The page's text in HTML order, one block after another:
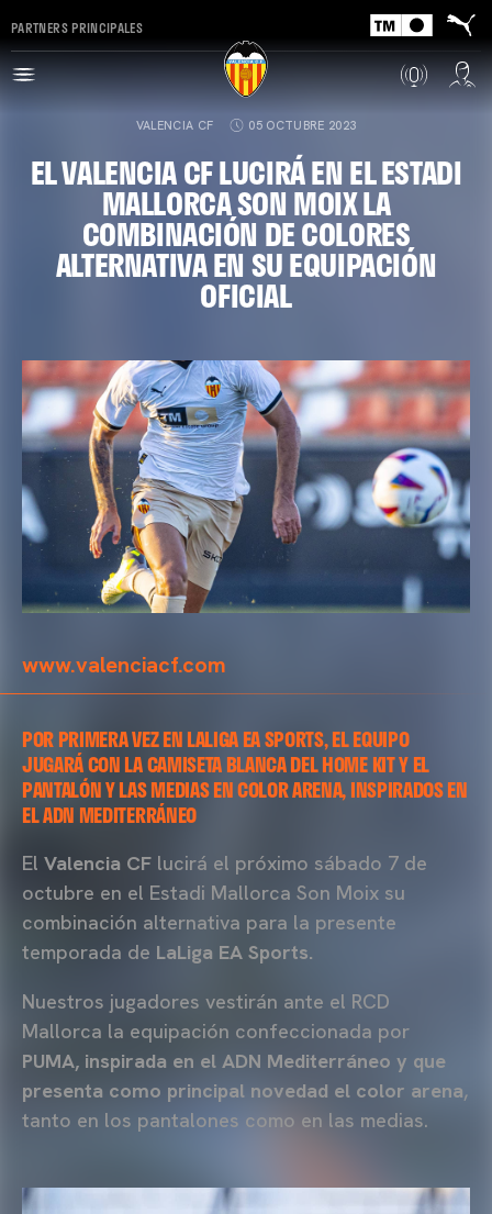
PARTNERS PRINCIPALES
VALENCIA CF 05 OCTUBRE 2023
EL VALENCIA CF LUCIRÁ EN EL ESTADI
MALLORCA SON MOIX LA
COMBINACIÓN DE COLORES
ALTERNATIVA EN SU EQUIPACIÓN
OFICIAL
www.valenciacf.com
POR PRIMERA VEZ EN LALIGA EA SPORTS, EL EQUIPO
JUGARÁ CON LA CAMISETA BLANCA DEL HOME KIT Y EL
PANTALÓN Y LAS MEDIAS EN COLOR ARENA, INSPIRADOS EN
EL ADN MEDITERRÁNEO
El Valencia CF lucirá el próximo sábado 7 de
octubre en el Estadi Mallorca Son Moix su
combinación alternativa para la presente
temporada de LaLiga EA Sports.
Nuestros jugadores vestirán ante el RCD
Mallorca la equipación confeccionada por
PUMA, inspirada en el ADN Mediterráneo y que
presenta como principal novedad el color arena,
tanto en los pantalones como en las medias.